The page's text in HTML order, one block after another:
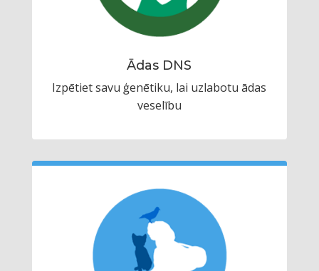
Ādas DNS
Izpētiet savu ģenētiku, lai uzlabotu ādas
veselību